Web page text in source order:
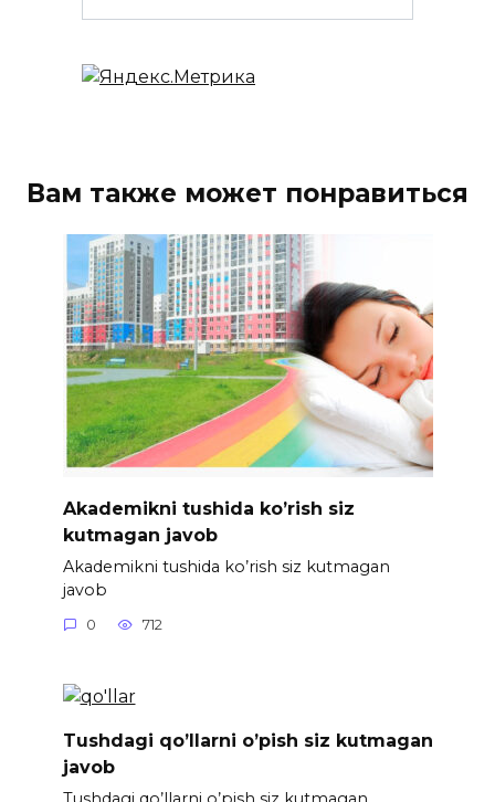
Вам также может понравиться
Akademikni tushida ko’rish siz
kutmagan javob
Akademikni tushida ko’rish siz kutmagan
javob
0 712
Tushdagi qo’llarni o’pish siz kutmagan
javob